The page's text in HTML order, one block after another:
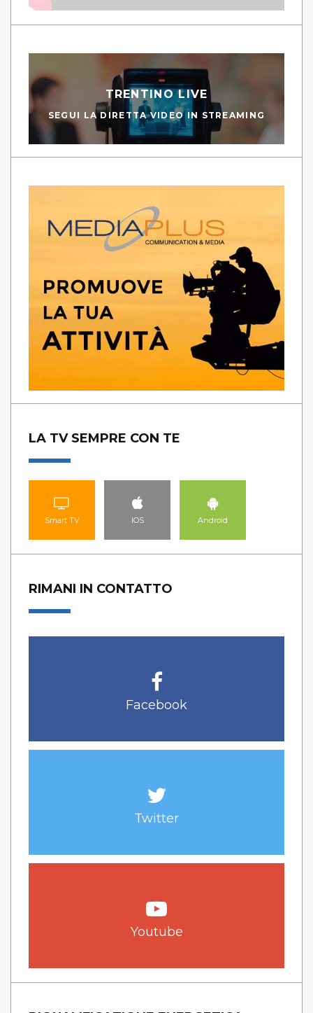
TRENTINO LIVE
SEGUI LA DIRETTA VIDEO IN STREAMING
LA TV SEMPRE CON TE
Smart TV IOS Android
RIMANI IN CONTATTO
Facebook
Twitter
Youtube